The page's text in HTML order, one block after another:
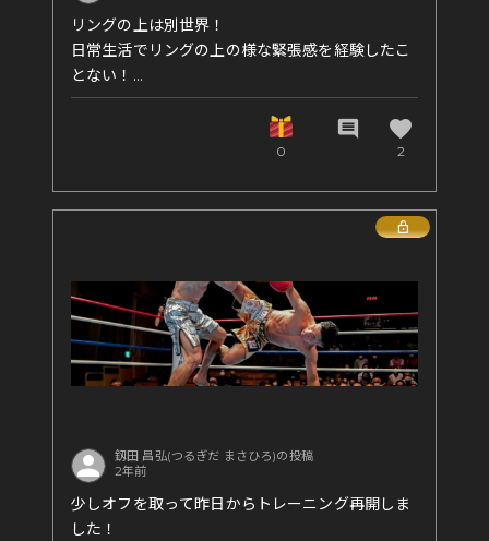
リングの上は別世界！
日常生活でリングの上の様な緊張感を経験したこ
とない！
色々悩みがある人は1回リングに立ってみると見え
方とか世界観が変わるかも👊
0
comment favorite
2
釼田 昌弘(つるぎだ まさひろ)の投稿
2年前
少しオフを取って昨日からトレーニング再開しま
した！
Lock